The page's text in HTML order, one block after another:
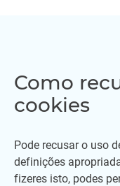
Como
cookies
Pode recusar o uso
definições
fizeres isto, podes